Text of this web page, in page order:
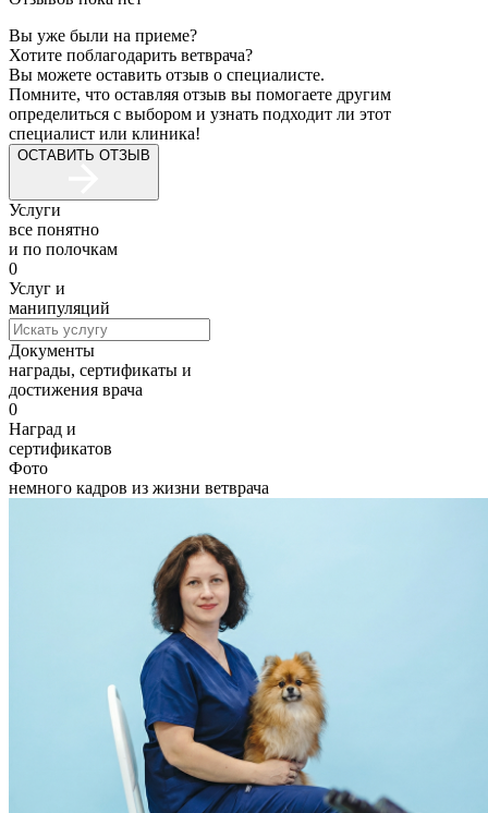
Вы уже были на приеме?
Хотите поблагодарить ветврача?
Вы можете оставить отзыв о специалисте.
Помните, что оставляя отзыв вы помогаете другим
определиться с выбором и узнать подходит ли этот
специалист или клиника!
ОСТАВИТЬ ОТЗЫВ
Услуги
все понятно
и по полочкам
0
Услуг и
манипуляций
Документы
награды, сертификаты и
достижения врача
0
Наград и
сертификатов
Фото
немного кадров из жизни ветврача